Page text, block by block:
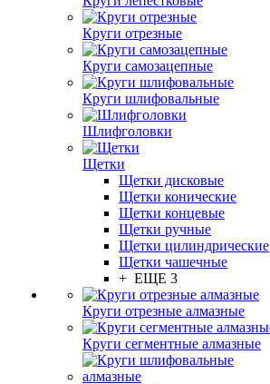
Круги отрезные
Круги самозацепные
Круги шлифовальные
Шлифголовки
Щетки
Щетки дисковые
Щетки конические
Щетки концевые
Щетки ручные
Щетки цилиндрические
Щетки чашечные
+ ЕЩЕ 3
Круги отрезные алмазные
Круги сегментные алмазные